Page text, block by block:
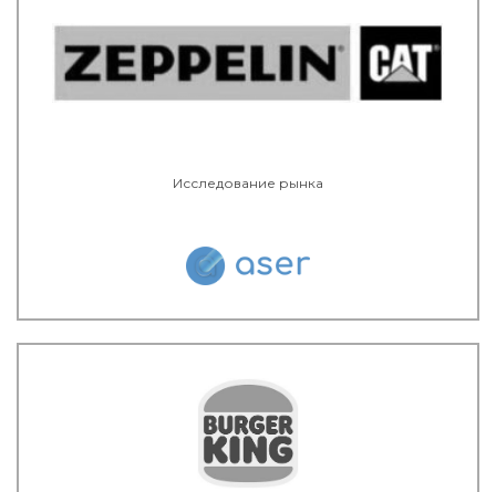
Исследование рынка